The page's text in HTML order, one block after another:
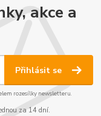
akce a
Přihlásit se
rozesílky newsletteru.
za 14 dní.